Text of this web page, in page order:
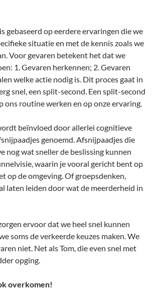
gebaseerd op eerdere ervaringen die we
situatie en met de kennis zoals we
Voor gevaren betekent het dat we
1. Gevaren herkennen; 2. Gevaren
welke actie nodig is. Dit proces gaat in
snel, een split-second. Een split-second
ons routine werken en op onze ervaring.
beïnvloed door allerlei cognitieve
genoemd. Afsnijpaadjes die
nog wat sneller de beslissing kunnen
waarin je vooral gericht bent op
op de omgeving. Of groepsdenken,
laten leiden door wat de meerderheid in
ervoor dat we heel snel kunnen
soms de verkeerde keuzes maken. We
niet. Net als Tom, die even snel met
opging.
overkomen!